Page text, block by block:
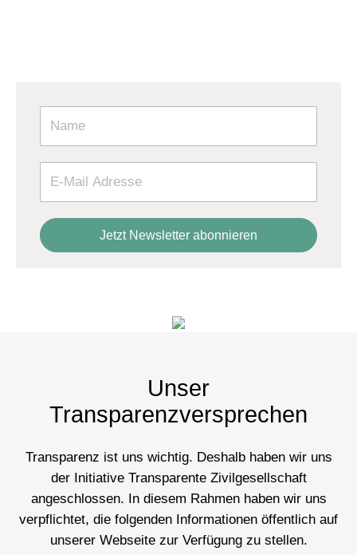
Unser
Transparenzversprechen
Transparenz ist uns wichtig. Deshalb haben wir uns
der Initiative Transparente Zivilgesellschaft
angeschlossen. In diesem Rahmen haben wir uns
verpflichtet, die folgenden Informationen öffentlich auf
unserer Webseite zur Verfügung zu stellen.